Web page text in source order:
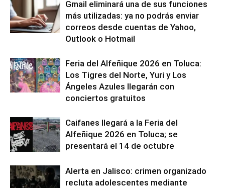
Gmail eliminará una de sus funciones
más utilizadas: ya no podrás enviar
correos desde cuentas de Yahoo,
Outlook o Hotmail
Feria del Alfeñique 2026 en Toluca:
Los Tigres del Norte, Yuri y Los
Ángeles Azules llegarán con
conciertos gratuitos
Caifanes llegará a la Feria del
Alfeñique 2026 en Toluca; se
presentará el 14 de octubre
Alerta en Jalisco: crimen organizado
recluta adolescentes mediante